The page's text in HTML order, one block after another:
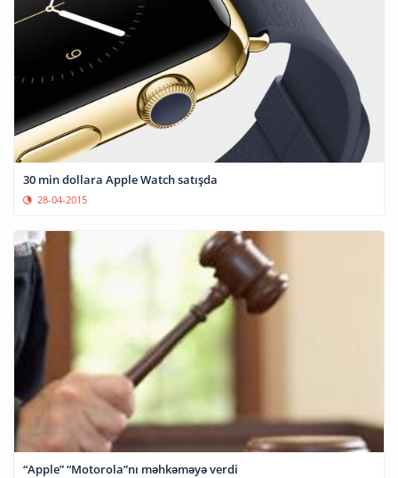
30 min dollara Apple Watch satışda
28-04-2015
“Apple” “Motorola”nı məhkəməyə verdi